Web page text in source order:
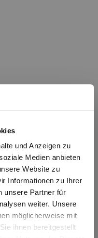
und Anzeigen zu
Medien anbieten
Website zu
Informationen zu Ihrer
unsere Partner für
weiter. Unsere
möglicherweise mit
ihnen bereitgestellt
try refreshing the